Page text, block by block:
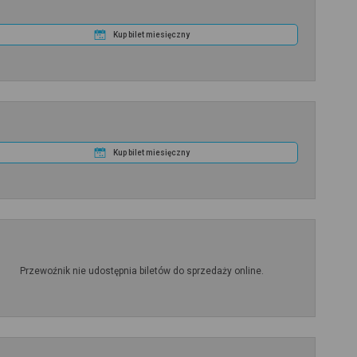
Kup bilet miesięczny
Kup bilet miesięczny
Przewoźnik nie udostępnia biletów do sprzedaży online.